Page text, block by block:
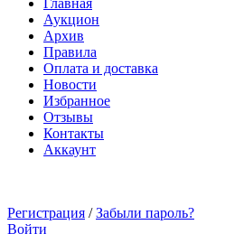
Главная
Аукцион
Архив
Правила
Оплата и доставка
Новости
Избранное
Отзывы
Контакты
Аккаунт
Регистрация / Забыли пароль?
Войти